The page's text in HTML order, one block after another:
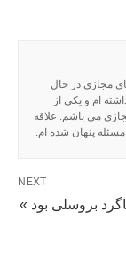
فضای مجازی در حال
تاکنون داشته ام و یکی از
می باشم. علاقه
پنهان شده ام.
NEXT
بروسلی بود »